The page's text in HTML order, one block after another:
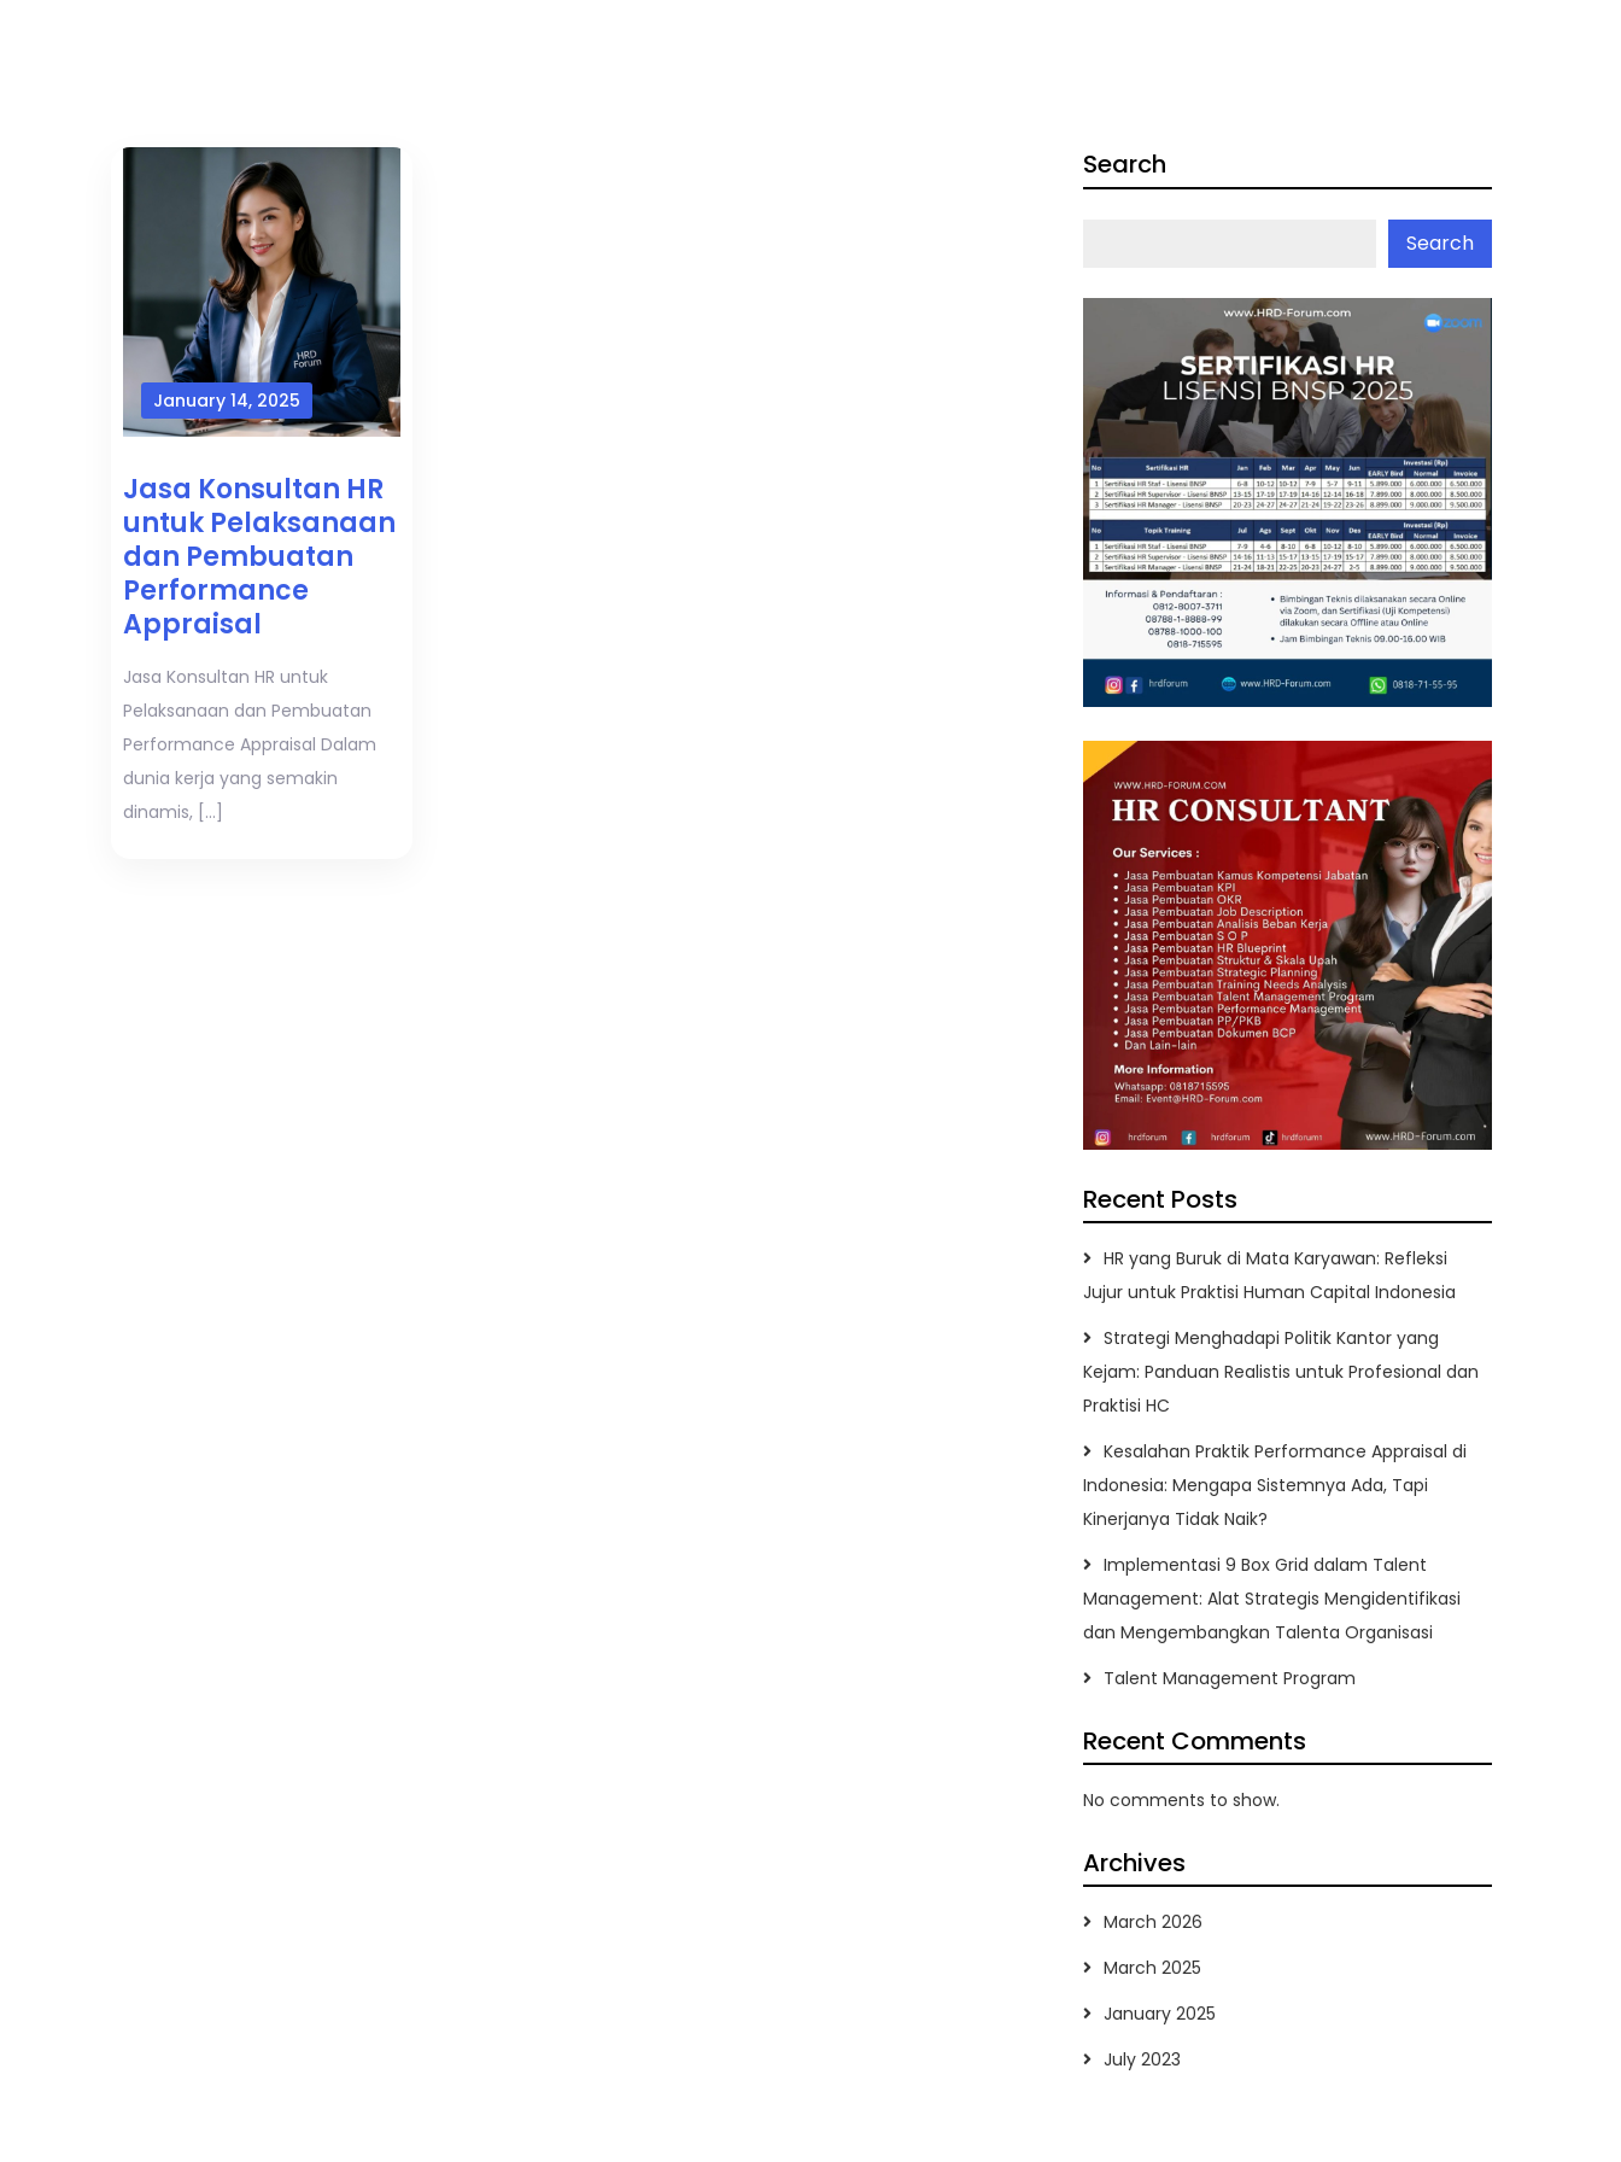
January 14, 2025
Jasa Konsultan HR
untuk Pelaksanaan
dan Pembuatan
Performance
Appraisal
Jasa Konsultan HR untuk
Pelaksanaan dan Pembuatan
Performance Appraisal Dalam
dunia kerja yang semakin
dinamis, […]
Search
Search
Recent Posts
HR yang Buruk di Mata Karyawan: Refleksi
Jujur untuk Praktisi Human Capital Indonesia
Strategi Menghadapi Politik Kantor yang
Kejam: Panduan Realistis untuk Profesional dan
Praktisi HC
Kesalahan Praktik Performance Appraisal di
Indonesia: Mengapa Sistemnya Ada, Tapi
Kinerjanya Tidak Naik?
Implementasi 9 Box Grid dalam Talent
Management: Alat Strategis Mengidentifikasi
dan Mengembangkan Talenta Organisasi
Talent Management Program
Recent Comments
No comments to show.
Archives
March 2026
March 2025
January 2025
July 2023